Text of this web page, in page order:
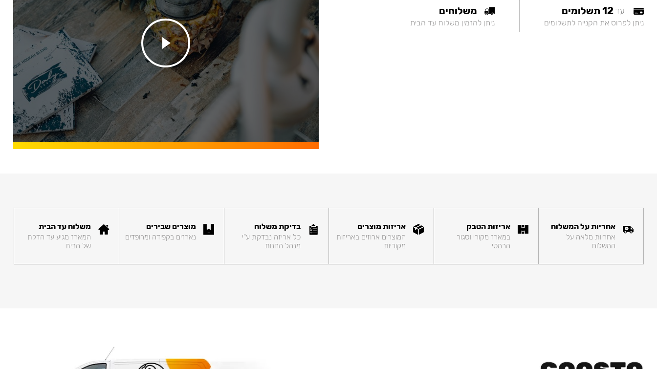
עד12 תשלומים
ניתן לפרוס את הקנייה לתשלומים
משלוחים
ניתן להזמין משלוח עד הבית
אחריות על המשלוח
אחריות מלאה על
המשלוח
אריזות הטבק
במארז מקורי וסגור
הרמטי
אריזות מוצרים
המוצרים ארוזים באריזות
מקוריות
בדיקת משלוח
כל אריזה נבדקת ע"י
מנהל החנות
מוצרים שבירים
נארזים בקפידה ומרופדים
משלוח עד הבית
המארז מגיע עד הדלת
של הבית